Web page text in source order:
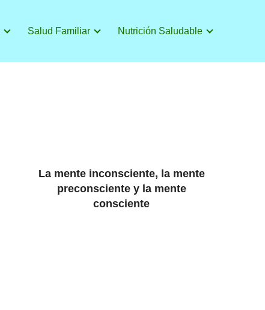
Salud Familiar Nutrición Saludable
La mente inconsciente, la mente
preconsciente y la mente
consciente